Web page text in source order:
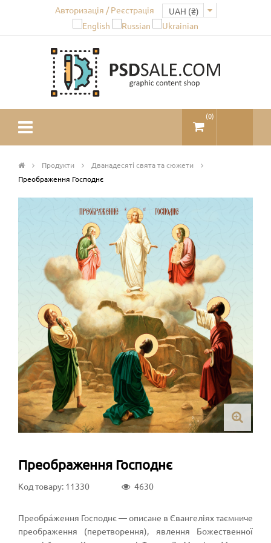
Авторизація / Реєстрація
(0)
Продукти
Дванадесяті свята та сюжети
Преображення Господнє
Преображення Господнє
Код товару: 11330 4630
Преобра́ження Господнє — описане в Євангеліях таємниче
преображення (перетворення), явлення Божественної